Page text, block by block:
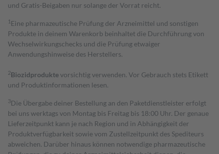
und Gratis-Beigaben nur solange der Vorrat reicht.
1 Eine pharmazeutische Prüfung der Arzneimittel und sonstigen
Produkte in deinem Warenkorb beinhaltet die Durchführung von
Wechselwirkungschecks und die Prüfung etwaiger
Anwendungshinweise des Herstellers.
2Biozidproduktevorsichtig verwenden. Vor Gebrauch stets Etikett
und Produktinformationen lesen.
3Die Übergabe deiner Bestellung an den Paketdienstleister erfolgt
bei uns werktags von Montag bis Freitag bis 18:00 Uhr. Der genaue
Lieferzeitpunkt kann je nach Region und in Abhängigkeit der
Produktverfügbarkeit sowie vom Zustellzeitpunkt des Spediteurs
abweichen. Darüber hinaus können notwendige pharmazeutische